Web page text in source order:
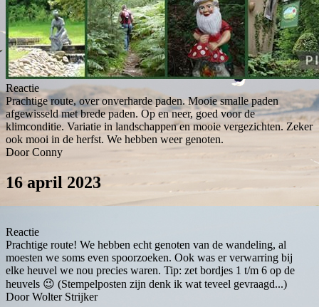
Reactie
Prachtige route, over onverharde paden. Mooie smalle paden
afgewisseld met brede paden. Op en neer, goed voor de
klimconditie. Variatie in landschappen en mooie vergezichten. Zeker
ook mooi in de herfst. We hebben weer genoten.
Door Conny
16 april 2023
Reactie
Prachtige route! We hebben echt genoten van de wandeling, al
moesten we soms even spoorzoeken. Ook was er verwarring bij
elke heuvel we nou precies waren. Tip: zet bordjes 1 t/m 6 op de
heuvels 😉 (Stempelposten zijn denk ik wat teveel gevraagd...)
Door Wolter Strijker